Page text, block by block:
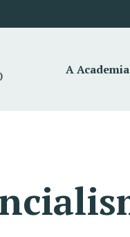
A Academia